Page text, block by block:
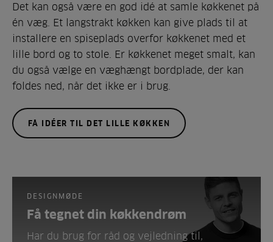
Det kan også være en god idé at samle køkkenet på
én væg. Et langstrakt køkken kan give plads til at
installere en spiseplads overfor køkkenet med et
lille bord og to stole. Er køkkenet meget smalt, kan
du også vælge en væghængt bordplade, der kan
foldes ned, når det ikke er i brug.
FÅ IDÉER TIL DET LILLE KØKKEN
DESIGNMØDE
Få tegnet din køkkendrøm
Har du brug for råd og vejledning til,